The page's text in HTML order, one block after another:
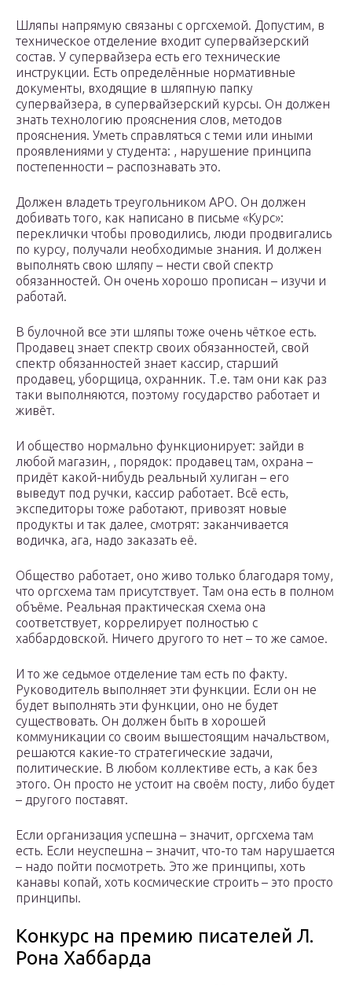
Шляпы напрямую связаны с оргсхемой. Допустим, в
техническое отделение входит супервайзерский
состав. У супервайзера есть его технические
инструкции. Есть определённые нормативные
документы, входящие в шляпную папку
супервайзера, в супервайзерский курсы. Он должен
знать технологию прояснения слов, методов
прояснения. Уметь справляться с теми или иными
проявлениями у студента: , нарушение принципа
постепенности – распознавать это.
Должен владеть треугольником АРО. Он должен
добивать того, как написано в письме «Курс»:
переклички чтобы проводились, люди продвигались
по курсу, получали необходимые знания. И должен
выполнять свою шляпу – нести свой спектр
обязанностей. Он очень хорошо прописан – изучи и
работай.
В булочной все эти шляпы тоже очень чёткое есть.
Продавец знает спектр своих обязанностей, свой
спектр обязанностей знает кассир, старший
продавец, уборщица, охранник. Т.е. там они как раз
таки выполняются, поэтому государство работает и
живёт.
И общество нормально функционирует: зайди в
любой магазин, , порядок: продавец там, охрана –
придёт какой-нибудь реальный хулиган – его
выведут под ручки, кассир работает. Всё есть,
экспедиторы тоже работают, привозят новые
продукты и так далее, смотрят: заканчивается
водичка, ага, надо заказать её.
Общество работает, оно живо только благодаря тому,
что оргсхема там присутствует. Там она есть в полном
объёме. Реальная практическая схема она
соответствует, коррелирует полностью с
хаббардовской. Ничего другого то нет – то же самое.
И то же седьмое отделение там есть по факту.
Руководитель выполняет эти функции. Если он не
будет выполнять эти функции, оно не будет
существовать. Он должен быть в хорошей
коммуникации со своим вышестоящим начальством,
решаются какие-то стратегические задачи,
политические. В любом коллективе есть, а как без
этого. Он просто не устоит на своём посту, либо будет
– другого поставят.
Если организация успешна – значит, оргсхема там
есть. Если неуспешна – значит, что-то там нарушается
– надо пойти посмотреть. Это же принципы, хоть
канавы копай, хоть космические строить – это просто
принципы.
Конкурс на премию писателей Л.
Рона Хаббарда